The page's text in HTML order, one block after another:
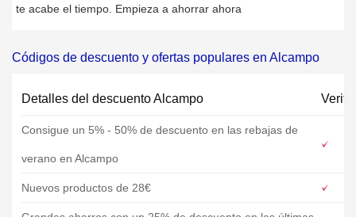
te acabe el tiempo. Empieza a ahorrar ahora
Códigos de descuento y ofertas populares en Alcampo
Detalles del descuento Alcampo
Consigue un 5% - 50% de descuento en las rebajas de
verano en Alcampo
Nuevos productos de 28€